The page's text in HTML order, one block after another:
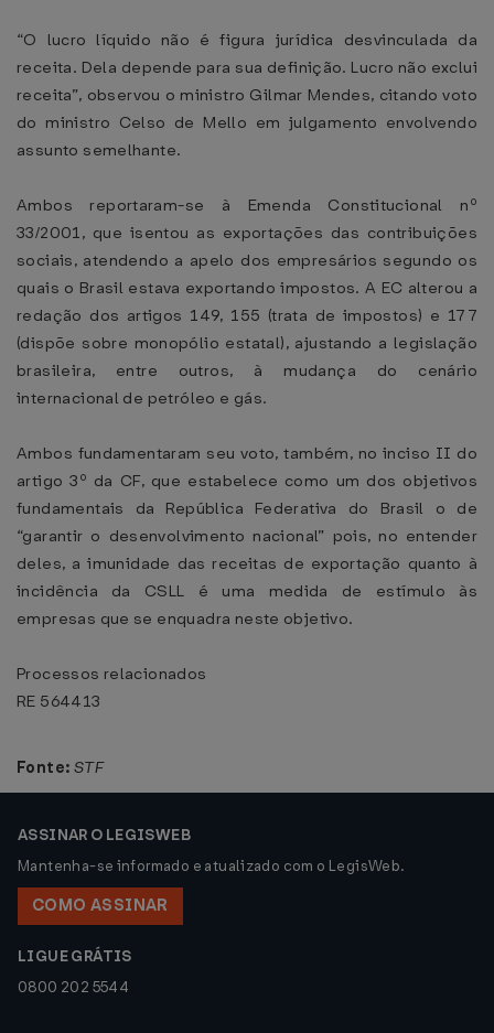
“O lucro líquido não é figura jurídica desvinculada da
receita. Dela depende para sua definição. Lucro não exclui
receita”, observou o ministro Gilmar Mendes, citando voto
do ministro Celso de Mello em julgamento envolvendo
assunto semelhante.
Ambos reportaram-se à Emenda Constitucional nº
33/2001, que isentou as exportações das contribuições
sociais, atendendo a apelo dos empresários segundo os
quais o Brasil estava exportando impostos. A EC alterou a
redação dos artigos 149, 155 (trata de impostos) e 177
(dispõe sobre monopólio estatal), ajustando a legislação
brasileira, entre outros, à mudança do cenário
internacional de petróleo e gás.
Ambos fundamentaram seu voto, também, no inciso II do
artigo 3º da CF, que estabelece como um dos objetivos
fundamentais da República Federativa do Brasil o de
“garantir o desenvolvimento nacional” pois, no entender
deles, a imunidade das receitas de exportação quanto à
incidência da CSLL é uma medida de estímulo às
empresas que se enquadra neste objetivo.
Processos relacionados
RE 564413
Fonte: STF
ASSINAR O LEGISWEB
Mantenha-se informado e atualizado com o LegisWeb.
COMO ASSINAR
LIGUE GRÁTIS
0800 202 5544